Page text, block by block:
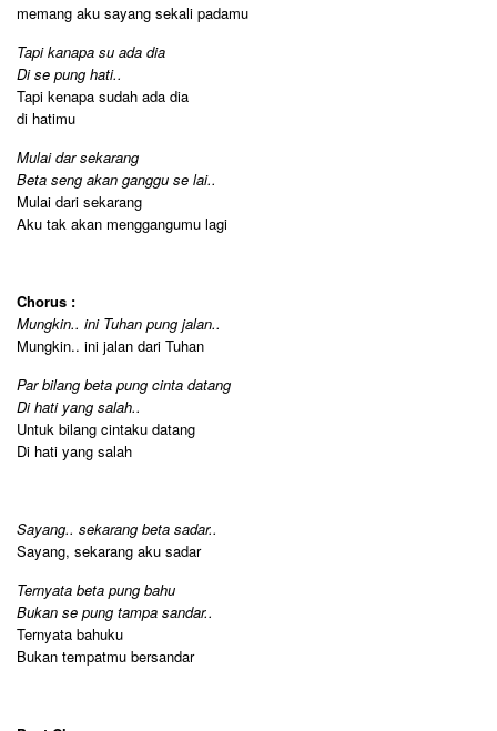
memang aku sayang sekali padamu
Tapi kanapa su ada dia
Di se pung hati..
Tapi kenapa sudah ada dia
di hatimu
Mulai dar sekarang
Beta seng akan ganggu se lai..
Mulai dari sekarang
Aku tak akan menggangumu lagi
Chorus :
Mungkin.. ini Tuhan pung jalan..
Mungkin.. ini jalan dari Tuhan
Par bilang beta pung cinta datang
Di hati yang salah..
Untuk bilang cintaku datang
Di hati yang salah
Sayang.. sekarang beta sadar..
Sayang, sekarang aku sadar
Ternyata beta pung bahu
Bukan se pung tampa sandar..
Ternyata bahuku
Bukan tempatmu bersandar